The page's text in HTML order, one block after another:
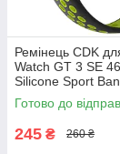
Ремінець CDK
Watch GT 3 SE
Silicone Sport
(011907) (black /
Готово до
245 ₴ 260 ₴